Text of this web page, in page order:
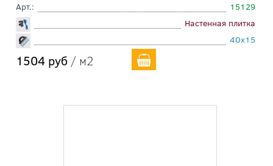
Арт.:
15129
Настенная плитка
40x15
1504 руб / м2